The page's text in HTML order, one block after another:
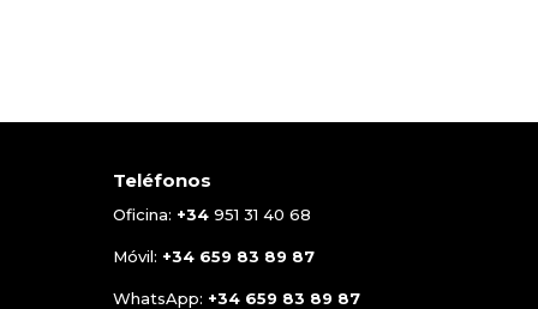
Teléfonos
Oficina: +34951 31 40 68
Móvil: +34 659 83 89 87
WhatsApp: +34 659 83 89 87